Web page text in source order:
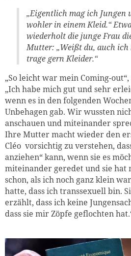
„Eigentlich mag ich Jungen
wohler in einem Kleid.“
wiederholt die junge Frau
Mutter: „Weißt du, auch ich
trage gern Kleider.“
„So leicht war mein Coming-
„Ich habe mich gut und sehr
wenn es in den folgenden
Unbehagen gab. Wir wussten
anschauen und miteinander
Ihre Mutter macht wieder den
Cléo vorsichtig zu verstehen,
anziehen“ kann, wenn sie es
miteinander geredet und sie hat
schon, als ich noch ganz klein
hatte, dass ich transsexuell bin.
erzählt, dass ich keine
dass sie mir Zöpfe geflochten